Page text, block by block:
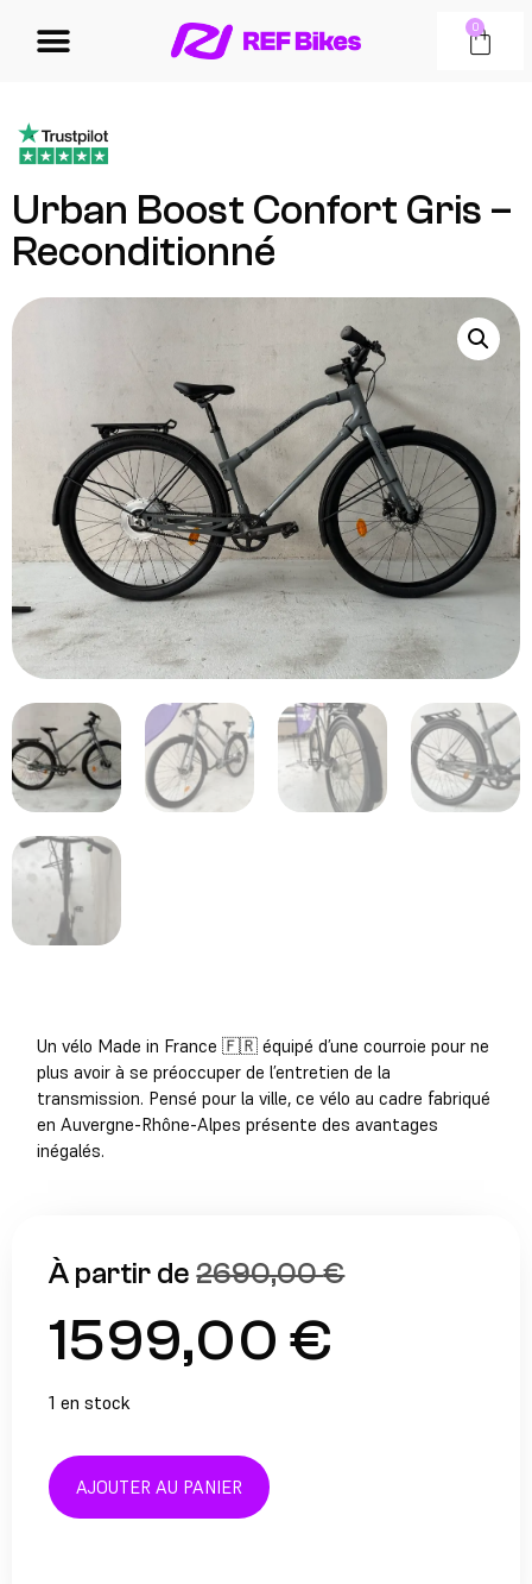
0
Urban Boost Confort Gris –
Reconditionné
Un vélo Made in France 🇫🇷 équipé d’une courroie pour ne
plus avoir à se préoccuper de l’entretien de la
transmission. Pensé pour la ville, ce vélo au cadre fabriqué
en Auvergne-Rhône-Alpes présente des avantages
inégalés.
2690,00€
1599,00€
1 en stock
AJOUTER AU PANIER